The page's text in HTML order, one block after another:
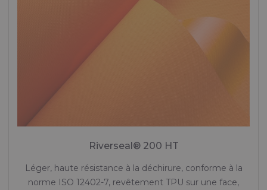
Riverseal® 200 HT
Léger, haute résistance à la déchirure, conforme à la
norme ISO 12402-7, revêtement TPU sur une face,